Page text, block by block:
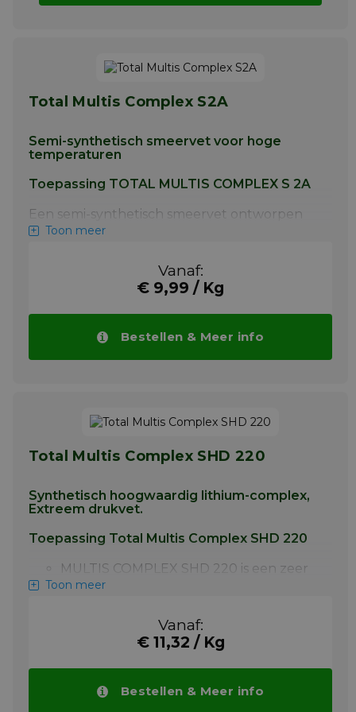
Total Multis Complex S2A
Semi-synthetisch smeervet voor hoge
temperaturen
Toepassing TOTAL MULTIS COMPLEX S 2A
Een semi-synthetisch smeervet ontworpen
voor een breed temperatuurbereik van -
hoge temperaturen worden gecombineerd
met stoom of natte omgeving en waar
wordt vereist.
Toon meer
Vanaf:
€ 9,99 / Kg
Bestellen & Meer info
Total Multis Complex SHD 220
Synthetisch hoogwaardig lithium-complex,
Extreem drukvet.
Toepassing Total Multis Complex SHD 220
MULTIS COMPLEX SHD 220 is een zeer
hoogwaardig synthetisch vet dat wordt
omstandigheden en meer in het
bijzonder is ontworpen voor
conventioneel complex lithiumvet niet
Toon meer
Vanaf:
€ 11,32 / Kg
Bestellen & Meer info